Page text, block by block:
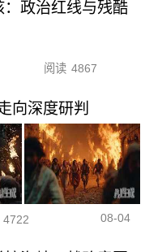
：政治红线与残酷
阅读 4867
向深度研判
4722 08-04